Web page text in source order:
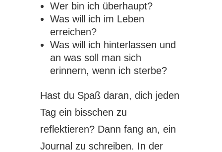
Wer bin ich überhaupt?
Was will ich im Leben
erreichen?
Was will ich hinterlassen und
an was soll man sich
erinnern, wenn ich sterbe?
Hast du Spaß daran, dich jeden
Tag ein bisschen zu
reflektieren? Dann fang an, ein
Journal zu schreiben. In der